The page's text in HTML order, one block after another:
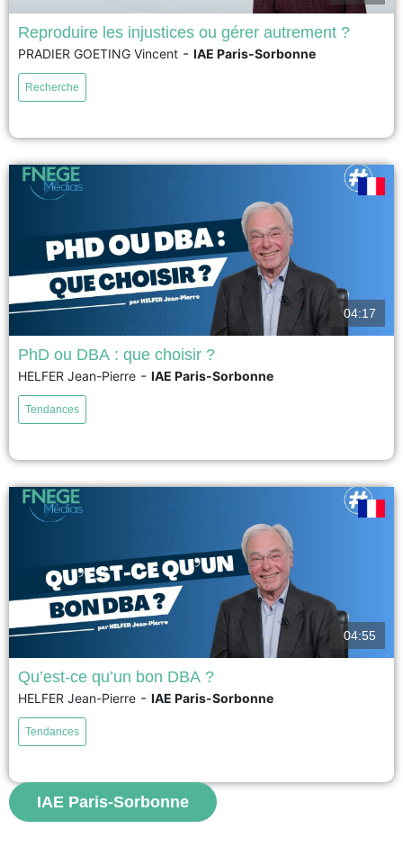
Le GIEC le rappelle : les populations les plus vulnérables au changement
climatique sont souvent celles qui en sont les moins responsables — un
héritage direct des inégalités coloniales. Cette thèse analyse comment les
voir
Reproduire les injustices ou gérer autrement ?
PRADIER GOETING Vincent - IAE Paris-Sorbonne
Recherche
PhD et DBA présentent des caractéristiques communes mais également de
profondes différences. C'est la raison pour laquelle il n'est pas très simple
de choisir entre les 2 parcours doctoraux. Les ressemblances tiennent au
voir
04:17
PhD ou DBA : que choisir ?
HELFER Jean-Pierre - IAE Paris-Sorbonne
Tendances
Un bon DBA repose sur quelques caractéristiques. Elles tiennent d'abord à
l'existence d'un portefeuille diversifié de potentiels directeurs de thèse qui
sont évidemment qualifiés et qui apprécient particulièrement les liens entre
voir
04:55
Qu’est-ce qu’un bon DBA ?
HELFER Jean-Pierre - IAE Paris-Sorbonne
Tendances
IAE Paris-Sorbonne